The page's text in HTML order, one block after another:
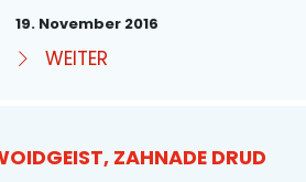
19. November 2016
WEITER
ZAHNADE DRUD